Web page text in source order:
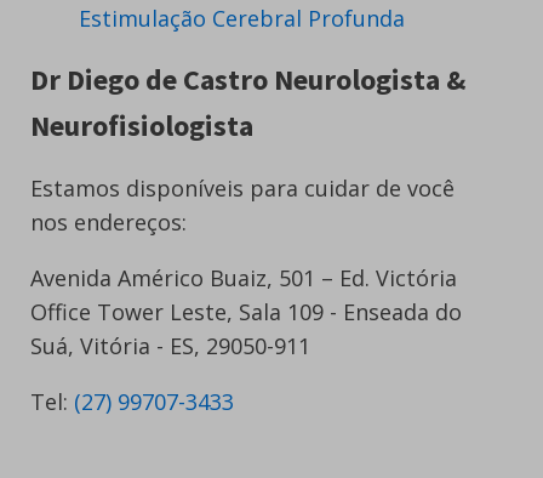
Estimulação Cerebral Profunda
Dr Diego de Castro Neurologista &
Neurofisiologista
Estamos disponíveis para cuidar de você
nos endereços:
Avenida Américo Buaiz, 501 – Ed. Victória
Office Tower Leste, Sala 109 - Enseada do
Suá, Vitória - ES, 29050-911
Tel: (27) 99707-3433